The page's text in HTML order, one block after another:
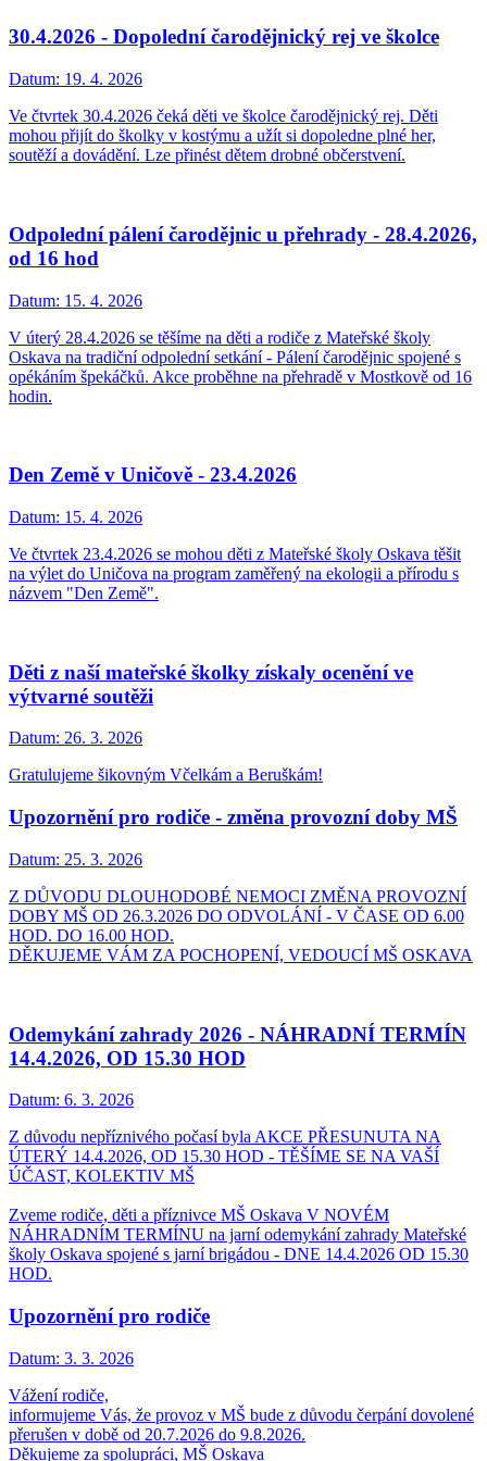
30.4.2026 - Dopolední čarodějnický rej ve školce
Datum: 19. 4. 2026
Ve čtvrtek 30.4.2026 čeká děti ve školce čarodějnický rej. Děti
mohou přijít do školky v kostýmu a užít si dopoledne plné her,
soutěží a dovádění. Lze přinést dětem drobné občerstvení.
Odpolední pálení čarodějnic u přehrady - 28.4.2026,
od 16 hod
Datum: 15. 4. 2026
V úterý 28.4.2026 se těšíme na děti a rodiče z Mateřské školy
Oskava na tradiční odpolední setkání - Pálení čarodějnic spojené s
opékáním špekáčků. Akce proběhne na přehradě v Mostkově od 16
hodin.
Den Země v Uničově - 23.4.2026
Datum: 15. 4. 2026
Ve čtvrtek 23.4.2026 se mohou děti z Mateřské školy Oskava těšit
na výlet do Uničova na program zaměřený na ekologii a přírodu s
názvem "Den Země".
Děti z naší mateřské školky získaly ocenění ve
výtvarné soutěži
Datum: 26. 3. 2026
Gratulujeme šikovným Včelkám a Beruškám!
Upozornění pro rodiče - změna provozní doby MŠ
Datum: 25. 3. 2026
Z DŮVODU DLOUHODOBÉ NEMOCI ZMĚNA PROVOZNÍ
DOBY MŠ OD 26.3.2026 DO ODVOLÁNÍ - V ČASE OD 6.00
HOD. DO 16.00 HOD.
DĚKUJEME VÁM ZA POCHOPENÍ, VEDOUCÍ MŠ OSKAVA
Odemykání zahrady 2026 - NÁHRADNÍ TERMÍN
14.4.2026, OD 15.30 HOD
Datum: 6. 3. 2026
Z důvodu nepříznivého počasí byla AKCE PŘESUNUTA NA
ÚTERÝ 14.4.2026, OD 15.30 HOD - TĚŠÍME SE NA VAŠÍ
ÚČAST, KOLEKTIV MŠ
Zveme rodiče, děti a příznivce MŠ Oskava V NOVÉM
NÁHRADNÍM TERMÍNU na jarní odemykání zahrady Mateřské
školy Oskava spojené s jarní brigádou - DNE 14.4.2026 OD 15.30
HOD.
Upozornění pro rodiče
Datum: 3. 3. 2026
Vážení rodiče,
informujeme Vás, že provoz v MŠ bude z důvodu čerpání dovolené
přerušen v době od 20.7.2026 do 9.8.2026.
Děkujeme za spolupráci, MŠ Oskava